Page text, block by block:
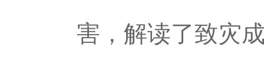
害，解读了致灾